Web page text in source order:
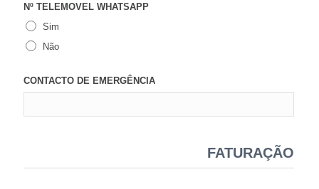
Nº TELEMOVEL WHATSAPP
Sim
Não
CONTACTO DE EMERGÊNCIA
FATURAÇÃO